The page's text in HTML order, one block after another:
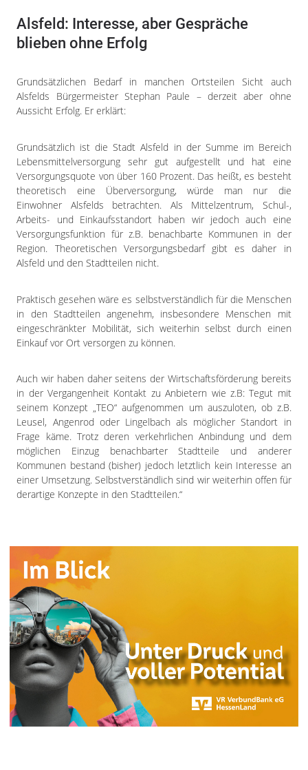
Alsfeld: Interesse, aber Gespräche
blieben ohne Erfolg
Grundsätzlichen Bedarf in manchen Ortsteilen Sicht auch
Alsfelds Bürgermeister Stephan Paule – derzeit aber ohne
Aussicht Erfolg. Er erklärt:
Grundsätzlich ist die Stadt Alsfeld in der Summe im Bereich
Lebensmittelversorgung sehr gut aufgestellt und hat eine
Versorgungsquote von über 160 Prozent. Das heißt, es besteht
theoretisch eine Überversorgung, würde man nur die
Einwohner Alsfelds betrachten. Als Mittelzentrum, Schul-,
Arbeits- und Einkaufsstandort haben wir jedoch auch eine
Versorgungsfunktion für z.B. benachbarte Kommunen in der
Region. Theoretischen Versorgungsbedarf gibt es daher in
Alsfeld und den Stadtteilen nicht.
Praktisch gesehen wäre es selbstverständlich für die Menschen
in den Stadtteilen angenehm, insbesondere Menschen mit
eingeschränkter Mobilität, sich weiterhin selbst durch einen
Einkauf vor Ort versorgen zu können.
Auch wir haben daher seitens der Wirtschaftsförderung bereits
in der Vergangenheit Kontakt zu Anbietern wie z.B: Tegut mit
seinem Konzept „TEO“ aufgenommen um auszuloten, ob z.B.
Leusel, Angenrod oder Lingelbach als möglicher Standort in
Frage käme. Trotz deren verkehrlichen Anbindung und dem
möglichen Einzug benachbarter Stadtteile und anderer
Kommunen bestand (bisher) jedoch letztlich kein Interesse an
einer Umsetzung. Selbstverständlich sind wir weiterhin offen für
derartige Konzepte in den Stadtteilen.“